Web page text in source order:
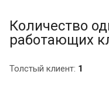
Количество
работающих
Толстый клиент: 1